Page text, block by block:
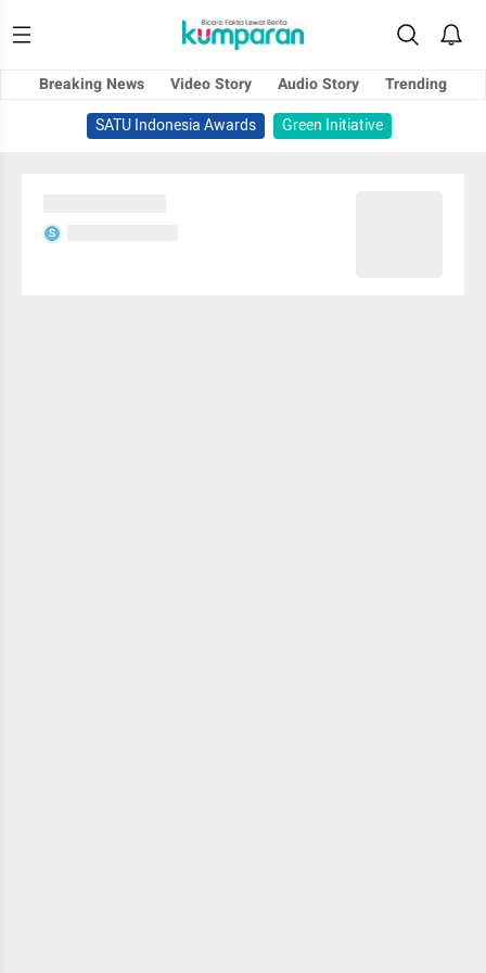
Breaking News Video Story Audio Story
Trending
SATU Indonesia Awards
Green Initiative
S